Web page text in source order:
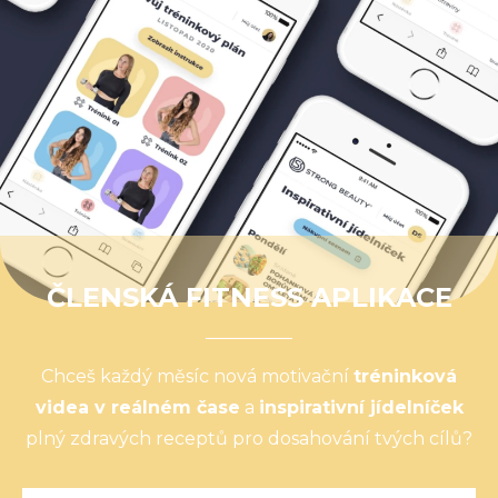
ČLENSKÁ FITNESS APLIKACE
Chceš každý měsíc nová motivační tréninková
videa v reálném čase a inspirativní jídelníček
plný zdravých receptů pro dosahování tvých cílů?